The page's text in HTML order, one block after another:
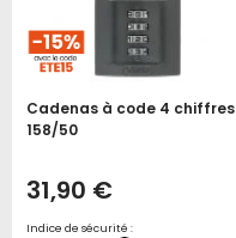
Cadenas à code 4 chiffres
158/50
31,90 €
Indice de sécurité :